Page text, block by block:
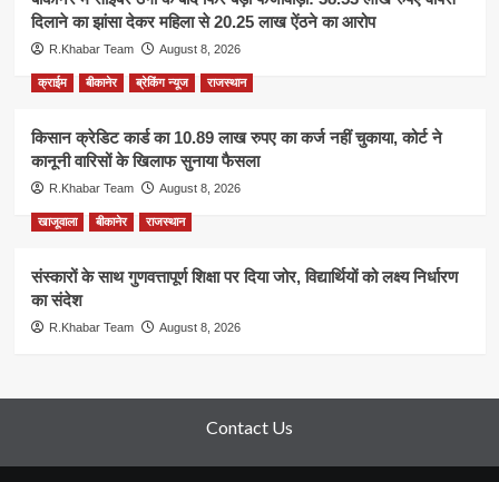
दिलाने का झांसा देकर महिला से 20.25 लाख ऐंठने का आरोप
R.Khabar Team August 8, 2026
क्राईम बीकानेर ब्रेकिंग न्यूज राजस्थान
किसान क्रेडिट कार्ड का 10.89 लाख रुपए का कर्ज नहीं चुकाया, कोर्ट ने
कानूनी वारिसों के खिलाफ सुनाया फैसला
R.Khabar Team August 8, 2026
खाजूवाला बीकानेर राजस्थान
संस्कारों के साथ गुणवत्तापूर्ण शिक्षा पर दिया जोर, विद्यार्थियों को लक्ष्य निर्धारण
का संदेश
R.Khabar Team August 8, 2026
Contact Us